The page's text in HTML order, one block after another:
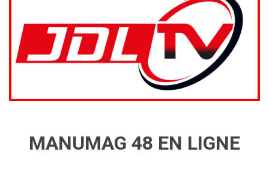
MANUMAG 48 EN LIGNE